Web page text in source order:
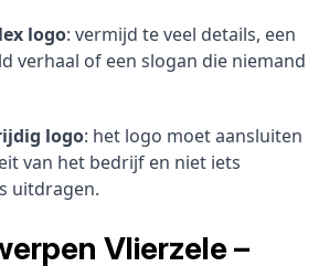
logo: vermijd te veel details, een
verhaal of een slogan die niemand
logo: het logo moet aansluiten
van het bedrijf en niet iets
uitdragen.
Vlierzele –